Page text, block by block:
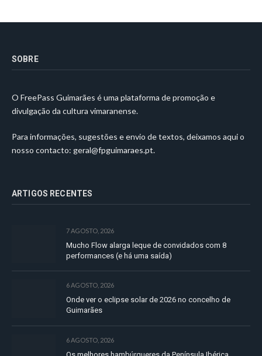
SOBRE
O FreePass Guimarães é uma plataforma de promoção e
divulgação da cultura vimaranense.
Para informações, sugestões e envio de textos, deixamos aqui o
nosso contacto: geral@fpguimaraes.pt.
ARTIGOS RECENTES
7 AGOSTO, 2026
Mucho Flow alarga leque de convidados com 8
performances (e há uma saída)
6 AGOSTO, 2026
Onde ver o eclipse solar de 2026 no concelho de
Guimarães
6 AGOSTO, 2026